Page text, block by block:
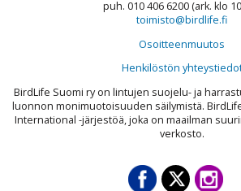
puh. 010 406 6200 (ark. klo
toimisto@birdlife.fi
Osoitteenmuutos
Henkilöstön
BirdLife Suomi ry on lintujen suojelu- ja
luonnon monimuotoisuuden säilymistä.
International -järjestöä, joka on maailman
verkosto.